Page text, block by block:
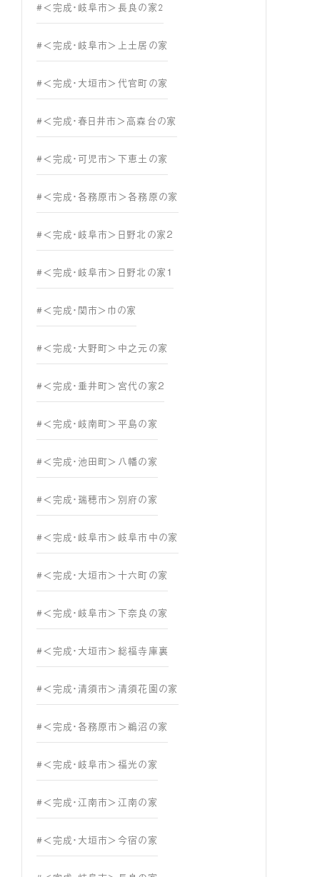
#＜完成・岐阜市＞長良の家2
#＜完成・岐阜市＞上土居の家
#＜完成・大垣市＞代官町の家
#＜完成・春日井市＞高森台の家
#＜完成・可児市＞下恵土の家
#＜完成・各務原市＞各務原の家
#＜完成・岐阜市＞日野北の家２
#＜完成・岐阜市＞日野北の家１
#＜完成・関市＞巾の家
#＜完成・大野町＞中之元の家
#＜完成・垂井町＞宮代の家２
#＜完成・岐南町＞平島の家
#＜完成・池田町＞八幡の家
#＜完成・瑞穂市＞別府の家
#＜完成・岐阜市＞岐阜市中の家
#＜完成・大垣市＞十六町の家
#＜完成・岐阜市＞下奈良の家
#＜完成・大垣市＞総福寺庫裏
#＜完成・清須市＞清須花園の家
#＜完成・各務原市＞鵜沼の家
#＜完成・岐阜市＞福光の家
#＜完成・江南市＞江南の家
#＜完成・大垣市＞今宿の家